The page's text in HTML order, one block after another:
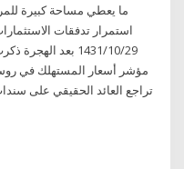
ما يعطي مساحة كبيرة
استمرار تدفقات
29‏‏/10‏‏/1431 بعد
مؤشر أسعار المستهلك في
تراجع العائد الحقيقي على